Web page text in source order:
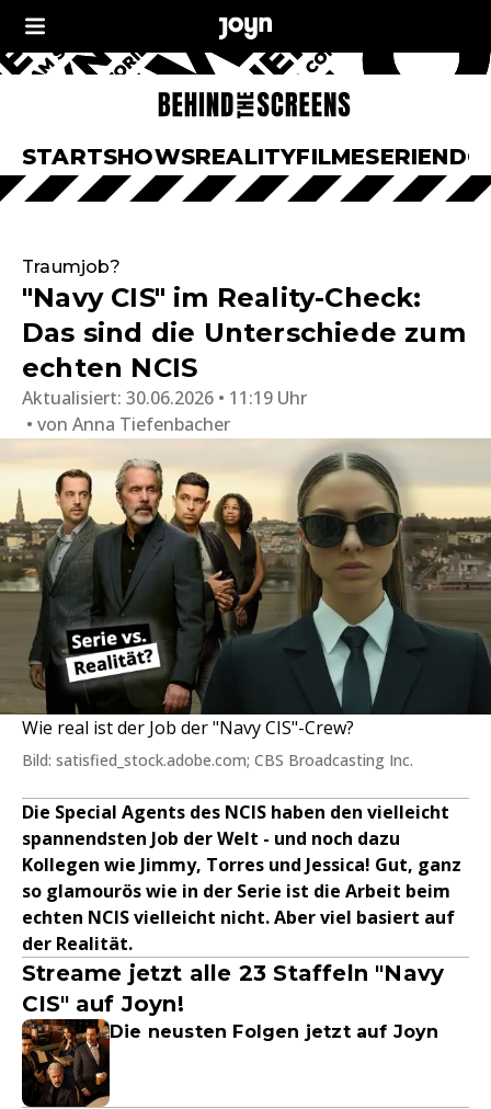
STARTSHOWSREALITYFILMESERIEN
Traumjob?
"Navy CIS" im Reality-Check:
Das sind die Unterschiede zum
echten NCIS
Aktualisiert: 30.06.2026 • 11:19 Uhr
von Anna Tiefenbacher
Wie real ist der Job der "Navy CIS"-Crew?
Bild: satisfied_stock.adobe.com; CBS Broadcasting Inc.
Die Special Agents des NCIS haben den vielleicht
spannendsten Job der Welt - und noch dazu
Kollegen wie Jimmy, Torres und Jessica! Gut, ganz
so glamourös wie in der Serie ist die Arbeit beim
echten NCIS vielleicht nicht. Aber viel basiert auf
der Realität.
Streame jetzt alle 23 Staffeln "Navy
CIS" auf Joyn!
Die neusten Folgen jetzt auf Joyn